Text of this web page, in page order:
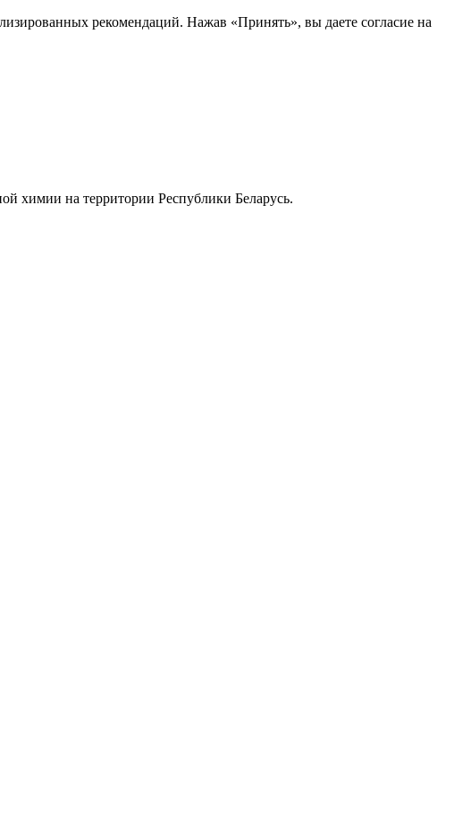
рекомендаций. Нажав «Принять», вы даете согласие на
химии на территории Республики Беларусь.